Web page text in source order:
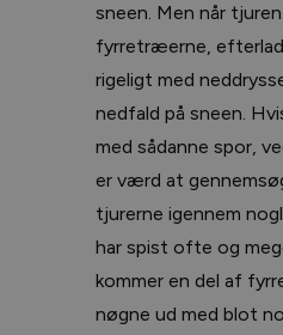
sneen. Men når
fyrretræerne,
rigeligt med
nedfald på sneen.
med sådanne spor,
er værd at
tjurerne igennem
har spist ofte og
kommer en del af
nøgne ud med blot